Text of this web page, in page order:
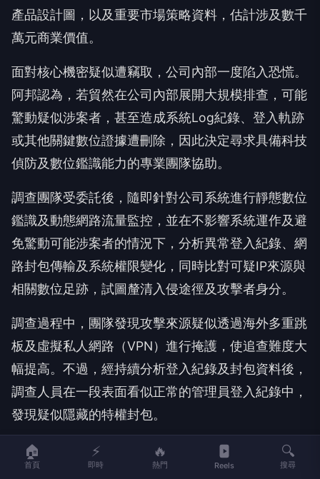
產品設計圖，以及重要市場策略資料，估計涉及數千
萬元商業價值。
面對核心機密疑似遭竊取，公司內部一度陷入恐慌。
阿邦認為，若貿然在公司內部展開大規模排查，可能
驚動疑似涉案者，甚至造成系統Log紀錄、登入軌跡
或其他關鍵數位證據遭刪除，因此決定尋求具備科技
偵防及數位鑑識能力的專業團隊協助。
調查團隊受委託後，隨即針對公司系統進行靜態數位
鑑識及動態網路流量監控，並在不影響系統運作及避
免驚動可能涉案者的情況下，分析異常登入紀錄、網
路封包傳輸及系統權限變化，同時比對可疑IP來源與
相關數位足跡，試圖釐清入侵途徑及攻擊者身分。
調查過程中，團隊發現攻擊來源疑似透過海外多重跳
板及虛擬私人網路（VPN）進行掩護，使追查難度大
幅提高。不過，經持續分析登入紀錄及封包資料後，
調查人員在一段表面看似正常的管理員登入紀錄中，
發現疑似隱藏的特權封包。
進一步還原及比對後，調查團隊發現，攻擊者疑似利
用公司系統開發期間遺留的一組「後門帳號」，取得
🏠
首頁
⚡
即時
🔥
熱門 Reels
🔍
搜尋